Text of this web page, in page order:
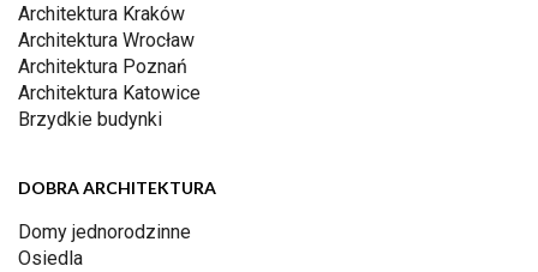
Architektura Kraków
Architektura Wrocław
Architektura Poznań
Architektura Katowice
Brzydkie budynki
DOBRA ARCHITEKTURA
Domy jednorodzinne
Osiedla